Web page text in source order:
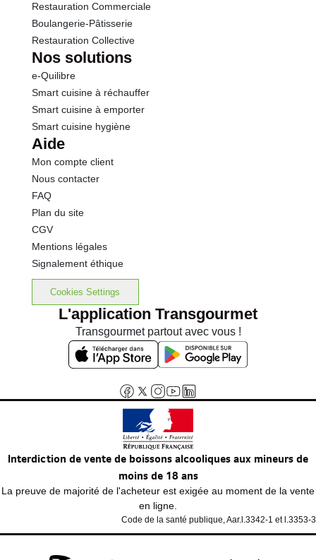
Restauration Commerciale
Boulangerie-Pâtisserie
Restauration Collective
Nos solutions
e-Quilibre
Smart cuisine à réchauffer
Smart cuisine à emporter
Smart cuisine hygiène
Aide
Mon compte client
Nous contacter
FAQ
Plan du site
CGV
Mentions légales
Signalement éthique
Cookies Settings
L'application Transgourmet
Transgourmet partout avec vous !
Interdiction de vente de boissons alcooliques aux mineurs de
moins de 18 ans
La preuve de majorité de l'acheteur est exigée au moment de la vente
en ligne.
Code de la santé publique, Aar.l.3342-1 et l.3353-3